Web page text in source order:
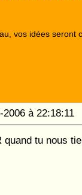
vos idées seront
2006 à
quand tu nous